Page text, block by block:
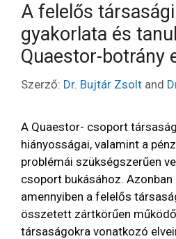
A felelős
gyakorlata és
Quaestor-botrány
Szerző: Dr. Bujtár Zsolt and
A Quaestor- csoport
hiányosságai, valamint a
problémái szükségszerűen
csoport bukásához.
amennyiben a felelős
összetett zártkörűen
társaságokra vonatkozó